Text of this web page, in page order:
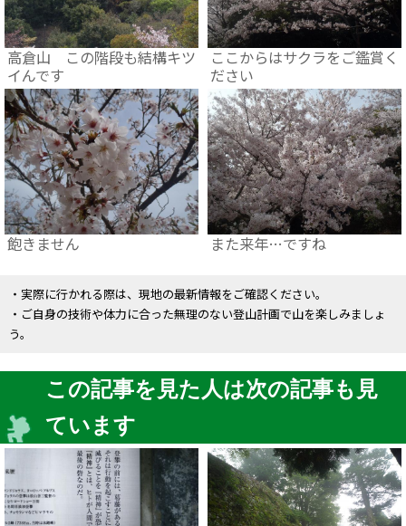
高倉山 この階段も結構キツ
イんです
ここからはサクラをご鑑賞く
ださい
飽きません また来年…ですね
・実際に行かれる際は、現地の最新情報をご確認ください。
・ご自身の技術や体力に合った無理のない登山計画で山を楽しみましょ
う。
この記事を見た人は次の記事も見
ています